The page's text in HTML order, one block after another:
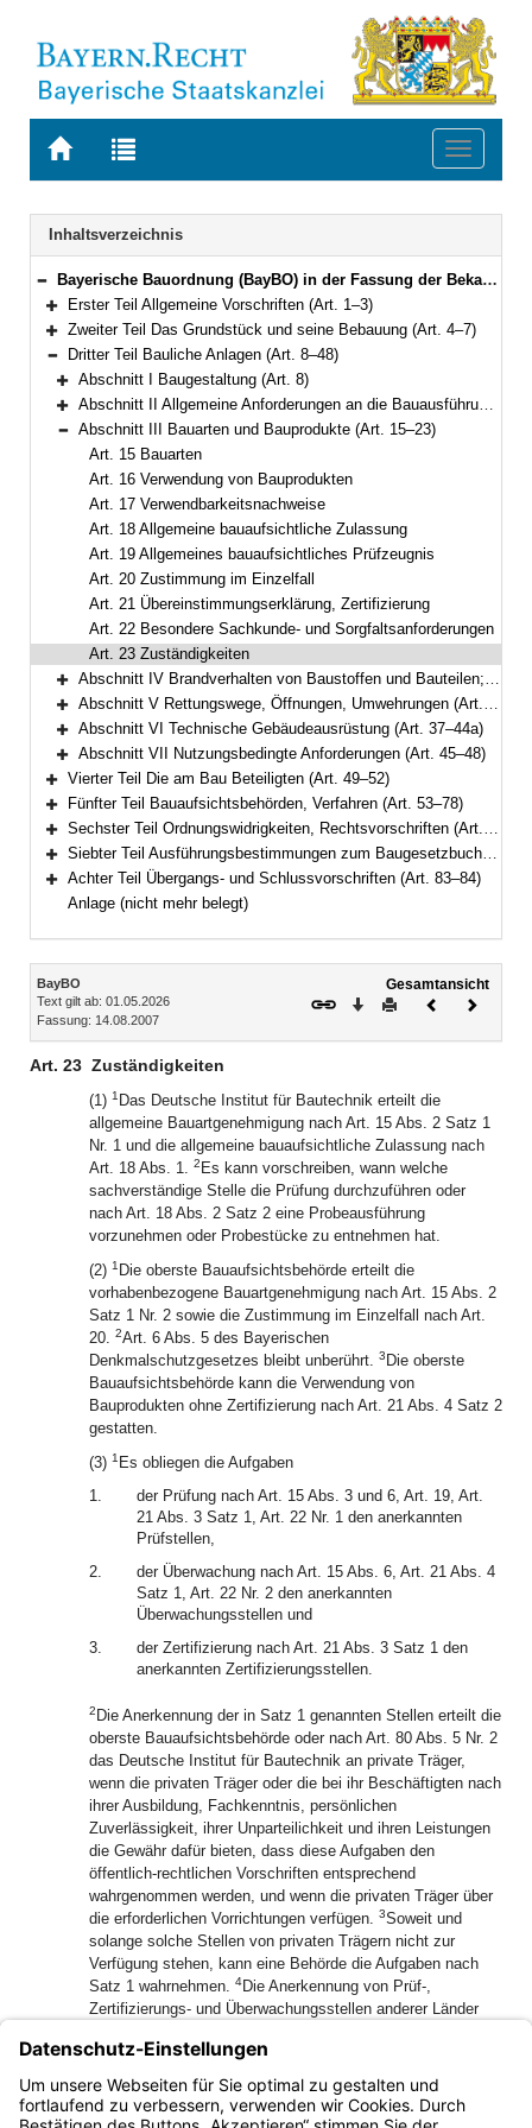
Zur
BAYERN.RECHT
Zur
letzten
Suche
Toggle
Navigation
Inhaltsverzeichnis
Bereich reduzieren
Bayerische Bauordnung (BayBO) in der Fassung der Bekanntmachung vom 14. August 2007 (GVBl. S. 588) BayRS 2132-1-B (Art. 1–84)
Bereich erweitern
Erster Teil Allgemeine Vorschriften (Art. 1–3)
Bereich erweitern
Zweiter Teil Das Grundstück und seine Bebauung (Art. 4–7)
Bereich reduzieren
Dritter Teil Bauliche Anlagen (Art. 8–48)
Bereich erweitern
Abschnitt I Baugestaltung (Art. 8)
Bereich erweitern
Abschnitt II Allgemeine Anforderungen an die Bauausführung (Art. 9–14)
Bereich reduzieren
Abschnitt III Bauarten und Bauprodukte (Art. 15–23)
Art. 15 Bauarten
Art. 16 Verwendung von Bauprodukten
Art. 17 Verwendbarkeitsnachweise
Art. 18 Allgemeine bauaufsichtliche Zulassung
Art. 19 Allgemeines bauaufsichtliches Prüfzeugnis
Art. 20 Zustimmung im Einzelfall
Art. 21 Übereinstimmungserklärung, Zertifizierung
Art. 22 Besondere Sachkunde- und Sorgfaltsanforderungen
Art. 23 Zuständigkeiten
Bereich erweitern
Abschnitt IV Brandverhalten von Baustoffen und Bauteilen; Wände, Decken, Dächer (Art. 24–30)
Bereich erweitern
Abschnitt V Rettungswege, Öffnungen, Umwehrungen (Art. 31–36)
Bereich erweitern
Abschnitt VI Technische Gebäudeausrüstung (Art. 37–44a)
Bereich erweitern
Abschnitt VII Nutzungsbedingte Anforderungen (Art. 45–48)
Bereich erweitern
Vierter Teil Die am Bau Beteiligten (Art. 49–52)
Bereich erweitern
Fünfter Teil Bauaufsichtsbehörden, Verfahren (Art. 53–78)
Bereich erweitern
Sechster Teil Ordnungswidrigkeiten, Rechtsvorschriften (Art. 79–81a)
Bereich erweitern
Siebter Teil Ausführungsbestimmungen zum Baugesetzbuch (Art. 82–82c)
Bereich erweitern
Achter Teil Übergangs- und Schlussvorschriften (Art. 83–84)
Anlage (nicht mehr belegt)
Inhalt
BayBO
Text gilt ab: 01.05.2026
Fassung: 14.08.2007
Gesamtansicht
Download
DruckenVorheriges
Art. 23 Zuständigkeiten
(1) 1 Das Deutsche Institut für Bautechnik erteilt die
allgemeine Bauartgenehmigung nach Art. 15 Abs. 2 Satz 1
Nr. 1 und die allgemeine bauaufsichtliche Zulassung nach
Art. 18 Abs. 1. 2 Es kann vorschreiben, wann welche
sachverständige Stelle die Prüfung durchzuführen oder
nach Art. 18 Abs. 2 Satz 2 eine Probeausführung
vorzunehmen oder Probestücke zu entnehmen hat.
(2) 1 Die oberste Bauaufsichtsbehörde erteilt die
vorhabenbezogene Bauartgenehmigung nach Art. 15 Abs. 2
Satz 1 Nr. 2 sowie die Zustimmung im Einzelfall nach Art.
20. 2Art. 6 Abs. 5 des Bayerischen
Denkmalschutzgesetzes bleibt unberührt. 3 Die oberste
Bauaufsichtsbehörde kann die Verwendung von
Bauprodukten ohne Zertifizierung nach Art. 21 Abs. 4 Satz 2
gestatten.
(3) 1 Es obliegen die Aufgaben
1.
der Prüfung nach Art. 15 Abs. 3 und 6, Art. 19, Art.
21 Abs. 3 Satz 1, Art. 22 Nr. 1 den anerkannten
Prüfstellen,
2.
der Überwachung nach Art. 15 Abs. 6, Art. 21 Abs. 4
Satz 1, Art. 22 Nr. 2 den anerkannten
Überwachungsstellen und
3.
der Zertifizierung nach Art. 21 Abs. 3 Satz 1 den
anerkannten Zertifizierungsstellen.
2 Die Anerkennung der in Satz 1 genannten Stellen erteilt die
oberste Bauaufsichtsbehörde oder nach Art. 80 Abs. 5 Nr. 2
das Deutsche Institut für Bautechnik an private Träger,
wenn die privaten Träger oder die bei ihr Beschäftigten nach
ihrer Ausbildung, Fachkenntnis, persönlichen
Zuverlässigkeit, ihrer Unparteilichkeit und ihren Leistungen
die Gewähr dafür bieten, dass diese Aufgaben den
öffentlich-rechtlichen Vorschriften entsprechend
wahrgenommen werden, und wenn die privaten Träger über
die erforderlichen Vorrichtungen verfügen. 3Soweit und
solange solche Stellen von privaten Trägern nicht zur
Verfügung stehen, kann eine Behörde die Aufgaben nach
Satz 1 wahrnehmen. 4Die Anerkennung von Prüf-,
Zertifizierungs- und Überwachungsstellen anderer Länder
(4) Die Anerkennungsbehörde nach Abs. 3 Satz 2 kann
allgemeine bauaufsichtliche Prüfzeugnisse nach Art. 15
Abs. 3, Art. 19 zurücknehmen oder widerrufen.